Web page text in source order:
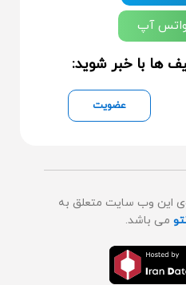
واتس آپ
ها با خبر شوید:
عضویت
این وب سایت متعلق به
می باشد.